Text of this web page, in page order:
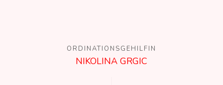
ORDINATIONSGEHILFIN
NIKOLINA GRGIC